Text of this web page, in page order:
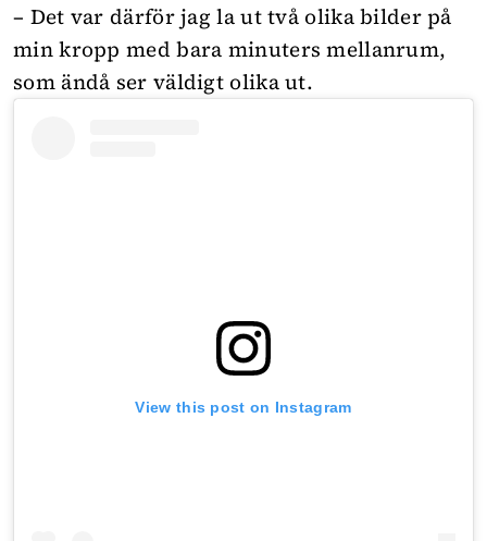
– Det var därför jag la ut två olika bilder på
min kropp med bara minuters mellanrum,
som ändå ser väldigt olika ut.
View this post on Instagram